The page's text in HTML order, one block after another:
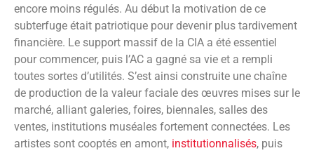
encore moins régulés. Au début la motivation de ce
subterfuge était patriotique pour devenir plus tardivement
financière. Le support massif de la CIA a été essentiel
pour commencer, puis l’AC a gagné sa vie et a rempli
toutes sortes d’utilités. S’est ainsi construite une chaîne
de production de la valeur faciale des œuvres mises sur le
marché, alliant galeries, foires, biennales, salles des
ventes, institutions muséales fortement connectées. Les
artistes sont cooptés en amont, institutionnalisés, puis